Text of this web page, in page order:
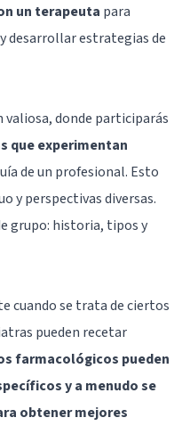
un terapeuta para
desarrollar estrategias de
donde participarás
que experimentan
de un profesional. Esto
y perspectivas diversas.
grupo: historia, tipos y
cuando se trata de ciertos
pueden recetar
farmacológicos pueden
y a menudo se
obtener mejores